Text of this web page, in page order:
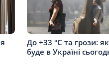
До +33 °C та грози:
буде в Україні